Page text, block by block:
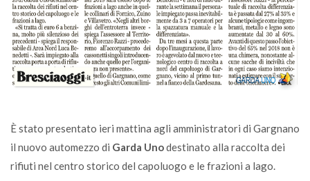
È stato presentato ieri mattina agli amministratori di Gargnano
il nuovo automezzo di Garda Unodestinato alla raccolta dei
rifiuti nel centro storico del capoluogo e le frazioni a lago.